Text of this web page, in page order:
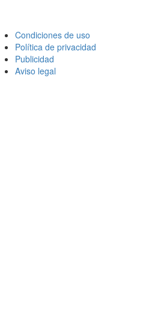
Condiciones de uso
Política de privacidad
Publicidad
Aviso legal